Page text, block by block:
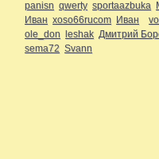
panisn qwerty sportaazbuka
Иван xoso66rucom Иван
ole_don leshak Дмитрий
sema72 Svann